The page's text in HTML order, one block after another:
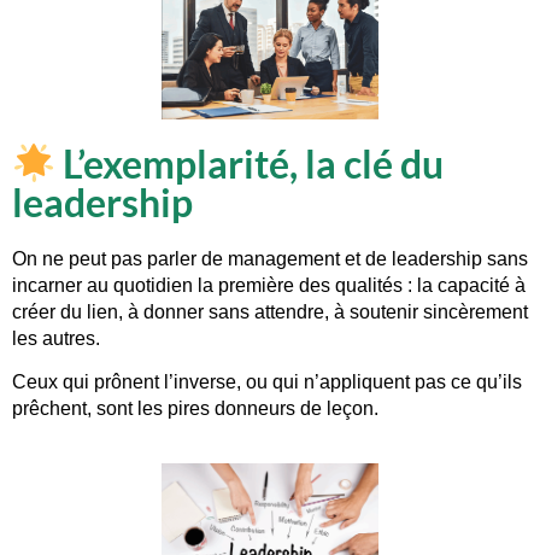
L’exemplarité, la clé du
leadership
On ne peut pas parler de managementet de leadership sans
incarner au quotidien la première des qualités : la capacité à
créer du lien, à donner sans attendre, à soutenir sincèrement
les autres.
Ceux qui prônent l’inverse, ou qui n’appliquent pas ce qu’ils
prêchent, sont les pires donneurs de leçon.